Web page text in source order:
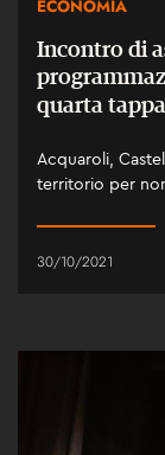
ECONOMIA
Incontro di
quarta
Acquaroli,
territorio per
30/10/2021